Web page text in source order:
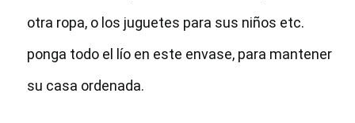
otra ropa, o los juguetes para sus niños etc.
ponga todo el lío en este envase, para mantener
su casa ordenada.